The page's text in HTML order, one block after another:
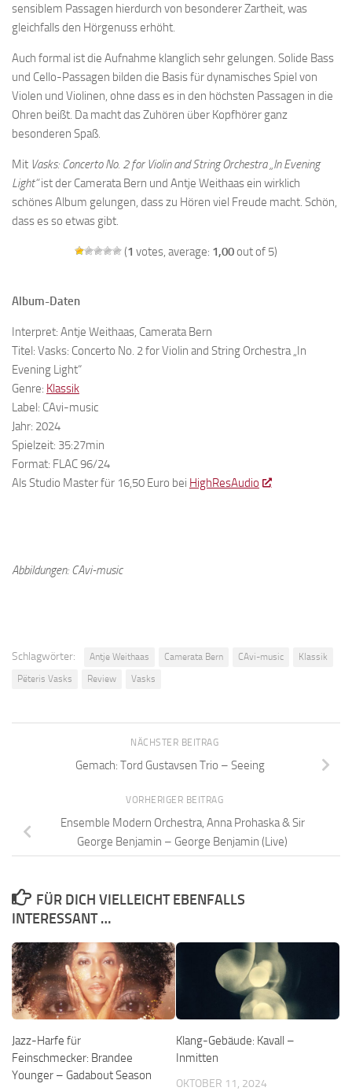
sensiblem Passagen hierdurch von besonderer Zartheit, was
gleichfalls den Hörgenuss erhöht.
Auch formal ist die Aufnahme klanglich sehr gelungen. Solide Bass
und Cello-Passagen bilden die Basis für dynamisches Spiel von
Violen und Violinen, ohne dass es in den höchsten Passagen in die
Ohren beißt. Da macht das Zuhören über Kopfhörer ganz
besonderen Spaß.
Mit Vasks: Concerto No. 2 for Violin and String Orchestra „In Evening
Light“ist der Camerata Bern und Antje Weithaas ein wirklich
schönes Album gelungen, dass zu Hören viel Freude macht. Schön,
dass es so etwas gibt.
(1 votes, average: 1,00out of 5)
Album-Daten
Interpret: Antje Weithaas, Camerata Bern
Titel: Vasks: Concerto No. 2 for Violin and String Orchestra „In
Evening Light“
Genre: Klassik
Label: CAvi-music
Jahr: 2024
Spielzeit: 35:27min
Format: FLAC 96/24
Als Studio Master für 16,50 Euro bei HighResAudio
Abbildungen: CAvi-music
Schlagwörter: Antje Weithaas Camerata Bern CAvi-music
Klassik
Pëteris Vasks
Review Vasks
NÄCHSTER BEITRAG
Gemach: Tord Gustavsen Trio – Seeing
VORHERIGER BEITRAG
Ensemble Modern Orchestra, Anna Prohaska & Sir
George Benjamin – George Benjamin (Live)
FÜR DICH VIELLEICHT EBENFALLS
INTERESSANT …
Jazz-Harfe für
Feinschmecker: Brandee
Younger – Gadabout Season
Klang-Gebäude: Kavall –
Inmitten
OKTOBER 11, 2024